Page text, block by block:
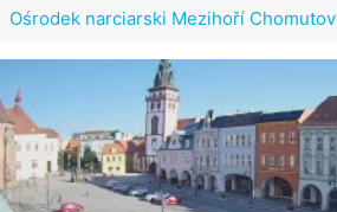
Ośrodek narciarski Mezihoří Chomutov